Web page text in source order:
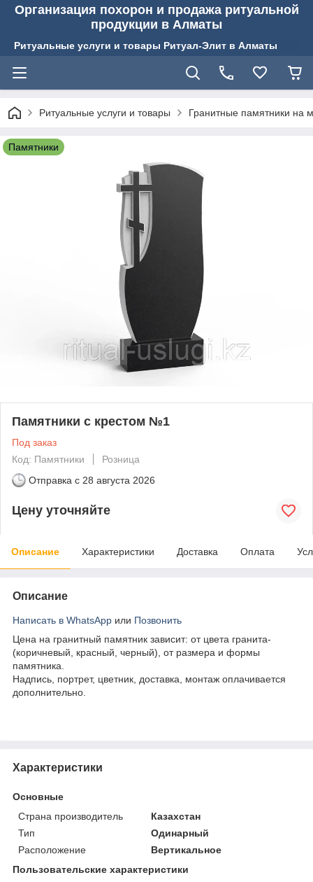
Организация похорон и продажа ритуальной
продукции в Алматы
Ритуальные услуги и товары Ритуал-Элит в Алматы
Ритуальные услуги и товары Гранитные памятники на
Памятники
Памятники с крестом №1
Под заказ
Код: Памятники
Розница
Отправка с 28 августа 2026
Цену уточняйте
Описание Характеристики Доставка Оплата
Описание
Написать в WhatsApp или Позвонить
Цена на гранитный памятник зависит: от цвета гранита-
(коричневый, красный, черный), от размера и формы
памятника.
Надпись, портрет, цветник, доставка, монтаж оплачивается
дополнительно.
Характеристики
Основные
Страна производитель
Казахстан
Тип
Одинарный
Расположение
Вертикальное
Пользовательские характеристики